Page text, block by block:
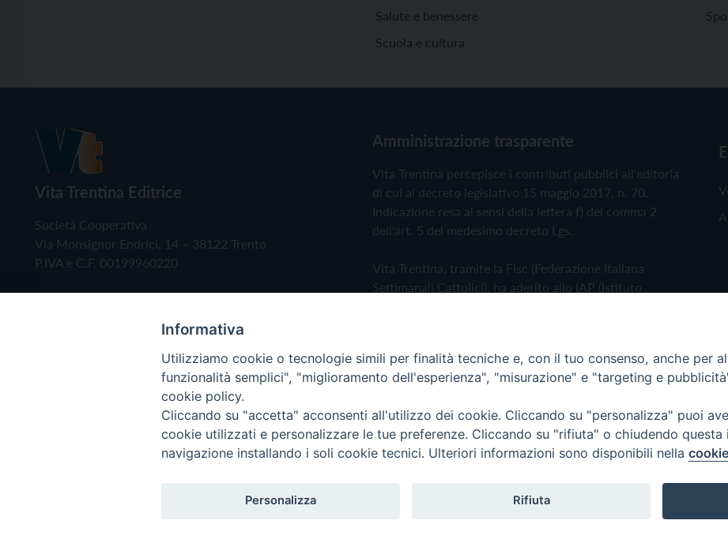
Salute e benessere
Scuola e cultura
Vita Trentina Editrice
Società Cooperativa
Via Monsignor Endrici, 14 – 38122 Trento
P.IVA e C.F. 00199960220
Amministrazione trasparente
Vita Trentina percepisce i contributi pubblici all'editoria
di cui al decreto legislativo 15 maggio 2017, n. 70.
Indicazione resa ai sensi della lettera f) del comma 2
dell'art. 5 del medesimo decreto Lgs.
Vita Trentina, tramite la Fisc (Federazione Italiana
Settimanali Cattolici), ha aderito allo IAP (Istituto
Privacy Policy Cookie Policy
Copyright © 2019 - Tutti i diritti riservati - Vita Trentina Editrice
Informativa
Utilizziamo cookie o tecnologie simili per finalità tecniche e, con il tuo consenso, anche per
funzionalità semplici", "miglioramento dell'esperienza", "misurazione" e "targeting e
cookie policy.
Cliccando su "accetta" acconsenti all'utilizzo dei cookie. Cliccando su "personalizza" puoi
cookie utilizzati e personalizzare le tue preferenze. Cliccando su "rifiuta" o chiudendo
navigazione installando i soli cookie tecnici. Ulteriori informazioni sono disponibili nella
Personalizza Rifiuta